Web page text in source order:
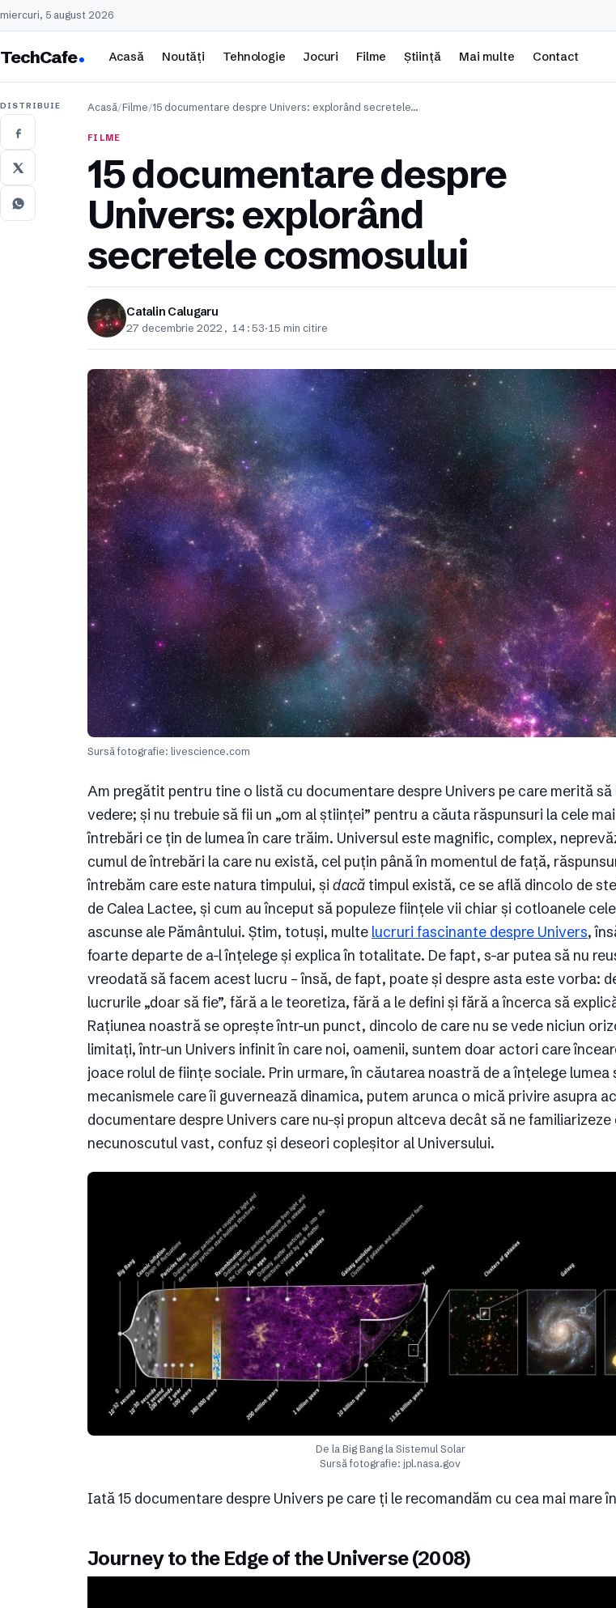
miercuri, 5 august 2026
TechCafe Acasă Noutăți Tehnologie Jocuri Filme Știință Mai multe Contact
DISTRIBUIE Acasă/Filme/15 documentare despre Univers: explorând secretele…
FILME
15 documentare despre
Univers: explorând
secretele cosmosului
Catalin Calugaru
27 decembrie 2022, 14:53·15 min citire
Sursă fotografie: livescience.com
Am pregătit pentru tine o listă cu documentare despre Univers pe care merită să
vedere; și nu trebuie să fii un „om al științei” pentru a căuta răspunsuri la cele
întrebări ce țin de lumea în care trăim. Universul este magnific, complex,
cumul de întrebări la care nu există, cel puțin până în momentul de față,
întrebăm care este natura timpului, șidacă timpul există, ce se află dincolo de
de Calea Lactee, și cum au început să populeze ființele vii chiar și cotloanele
ascunse ale Pământului. Știm, totuși, multe lucruri fascinante despre Univers,
foarte departe de a-l înțelege și explica în totalitate. De fapt, s-ar putea să nu
vreodată să facem acest lucru – însă, de fapt, poate și despre asta este vorba:
lucrurile „doar să fie”, fără a le teoretiza, fără a le defini și fără a încerca să
Rațiunea noastră se oprește într-un punct, dincolo de care nu se vede niciun
limitați, într-un Univers infinit în care noi, oamenii, suntem doar actori care
joace rolul de ființe sociale. Prin urmare, în căutarea noastră de a înțelege lumea
mecanismele care îi guvernează dinamica, putem arunca o mică privire asupra
documentare despre Univers care nu-și propun altceva decât să ne familiarizeze
necunoscutul vast, confuz și deseori copleșitor al Universului.
De la Big Bang la Sistemul Solar
Sursă fotografie: jpl.nasa.gov
Iată 15 documentare despre Univers pe care ți le recomandăm cu cea mai mare
Journey to the Edge of the Universe (2008)